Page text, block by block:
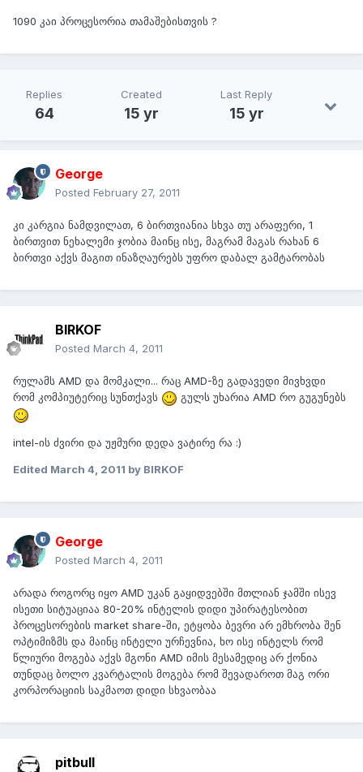
1090 კაი პროცესორია თამაშებისთვის ?
Replies
64
Created
15 yr
Last Reply
15 yr
George
Posted February 27, 2011
კი კარგია ნამდვილათ, 6 ბირთვიანია სხვა თუ არაფერი, 1
ბირთვით ნეხალემი ჯობია მაინც ისე, მაგრამ მაგას რახან 6
ბირთვი აქვს მაგით ინაზღაურებს უფრო დაბალ გამტარობას
BIRKOF
Posted March 4, 2011
რულამს AMD და მომკალი... რაც AMD-ზე გადავედი მივხვდი
რომ კომპიუტერიც სუნთქავს
გულს უხარია AMD რო გუგუნებს
intel-ის ძვირი და უჟმური დედა ვატირე რა :)
Edited March 4, 2011 by BIRKOF
George
Posted March 4, 2011
არადა როგორც იყო AMD უკან გაყიდვებში მთლიან ჯამში ისევ
ისეთი სიტუაციაა 80-20% ინტელის დიდი უპირატესობით
პროცესორების market share-ში, ეტყობა ბევრი არ ემხრობა შენ
ოპტიმიზმს და მაინც ინტელი ურჩევნია, ხო ისე ინტელს რომ
წლიური მოგება აქვს მგონი AMD იმის მესამედიც არ ქონია
თუნდაც ბოლო კვარტალის მოგება რომ შევადაროთ მაგ ორი
კორპორაციის საკმაოთ დიდი სხვაობაა
pitbull